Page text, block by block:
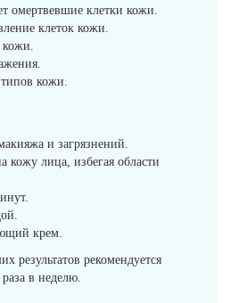
омертвевшие клетки кожи.
клеток кожи.
кожи.
кожи.
и загрязнений.
кожу лица, избегая области
крем.
результатов рекомендуется
в неделю.